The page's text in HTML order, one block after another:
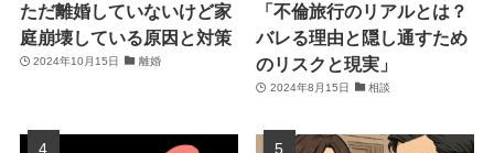
ただ離婚していないけど家
庭崩壊している原因と対策
2024年10月15日 離婚
「不倫旅行のリアルとは？
バレる理由と隠し通すため
のリスクと現実」
2024年8月15日 相談